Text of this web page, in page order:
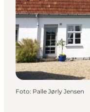
Foto: Palle Jørly Jensen